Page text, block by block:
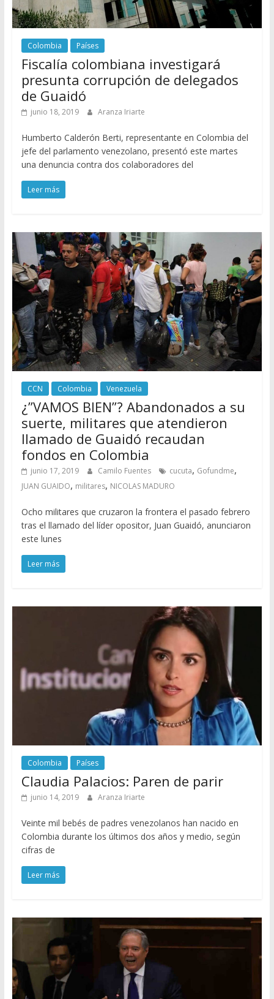
Colombia Países
Fiscalía colombiana investigará
presunta corrupción de delegados
de Guaidó
junio 18, 2019 Aranza Iriarte
Humberto Calderón Berti, representante en Colombia del
jefe del parlamento venezolano, presentó este martes
una denuncia contra dos colaboradores del
Leer más
CCN Colombia Venezuela
¿”VAMOS BIEN”? Abandonados a su
suerte, militares que atendieron
llamado de Guaidó recaudan
fondos en Colombia
junio 17, 2019 Camilo Fuentes cucuta, Gofundme,
JUAN GUAIDO, militares, NICOLAS MADURO
Ocho militares que cruzaron la frontera el pasado febrero
tras el llamado del líder opositor, Juan Guaidó, anunciaron
este lunes
Leer más
Colombia Países
Claudia Palacios: Paren de parir
junio 14, 2019 Aranza Iriarte
Veinte mil bebés de padres venezolanos han nacido en
Colombia durante los últimos dos años y medio, según
cifras de
Leer más